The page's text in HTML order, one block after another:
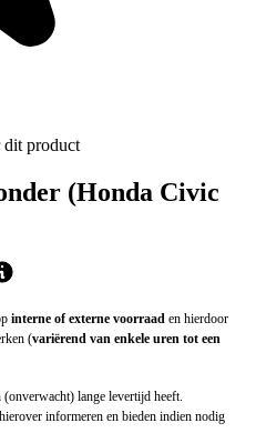
dit product
(Honda Civic
interne of externe voorraad en hierdoor
(variërend van enkele uren tot een
lange levertijd heeft.
informeren en bieden indien nodig